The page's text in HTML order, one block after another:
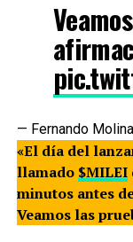
— Fernando
«El día del
llamado $MILEI
minutos antes
Veamos las